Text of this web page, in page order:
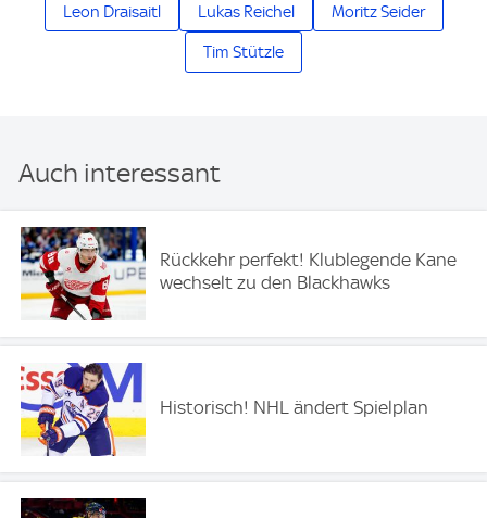
Leon Draisaitl Lukas Reichel Moritz Seider
Tim Stützle
Auch interessant
Rückkehr perfekt! Klublegende Kane
wechselt zu den Blackhawks
Historisch! NHL ändert Spielplan